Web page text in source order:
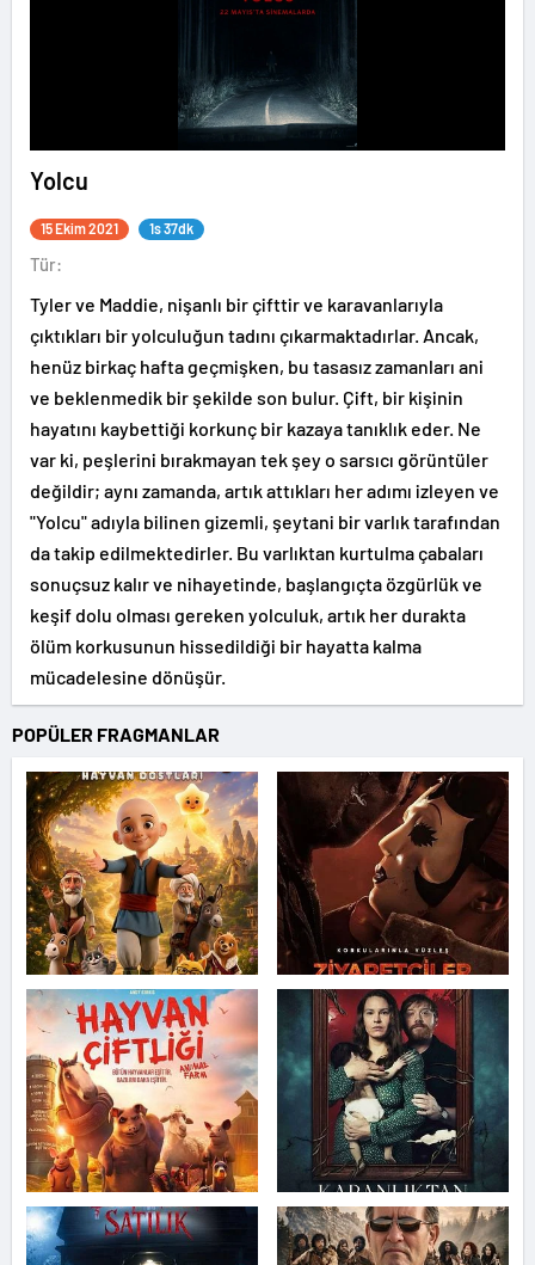
Yolcu
15 Ekim 2021 1s 37dk
Tür:
Tyler ve Maddie, nişanlı bir çifttir ve karavanlarıyla
çıktıkları bir yolculuğun tadını çıkarmaktadırlar. Ancak,
henüz birkaç hafta geçmişken, bu tasasız zamanları ani
ve beklenmedik bir şekilde son bulur. Çift, bir kişinin
hayatını kaybettiği korkunç bir kazaya tanıklık eder. Ne
var ki, peşlerini bırakmayan tek şey o sarsıcı görüntüler
değildir; aynı zamanda, artık attıkları her adımı izleyen ve
"Yolcu" adıyla bilinen gizemli, şeytani bir varlık tarafından
da takip edilmektedirler. Bu varlıktan kurtulma çabaları
sonuçsuz kalır ve nihayetinde, başlangıçta özgürlük ve
keşif dolu olması gereken yolculuk, artık her durakta
ölüm korkusunun hissedildiği bir hayatta kalma
mücadelesine dönüşür.
POPÜLER FRAGMANLAR